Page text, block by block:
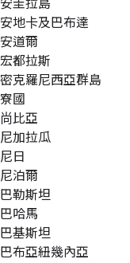
安圭拉島
安地卡及巴布達
安道爾
宏都拉斯
密克羅尼西亞群島
寮國
尚比亞
尼加拉瓜
尼日
尼泊爾
巴勒斯坦
巴哈馬
巴基斯坦
巴布亞紐幾內亞